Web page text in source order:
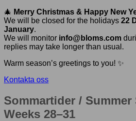
🎄 Merry Christmas & Happy New
We will be closed for the holidays 22
January.
We will monitor info@bloms.com
replies may take longer than usual.
Warm season’s greetings to you! ✨
Kontakta oss
Sommartider /
Weeks 28–31